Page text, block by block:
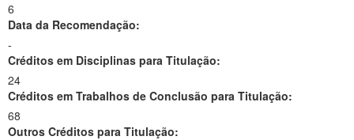
6
Data da Recomendação:
-
Créditos em Disciplinas para Titulação:
24
Créditos em Trabalhos de Conclusão para Titulação:
68
Outros Créditos para Titulação: